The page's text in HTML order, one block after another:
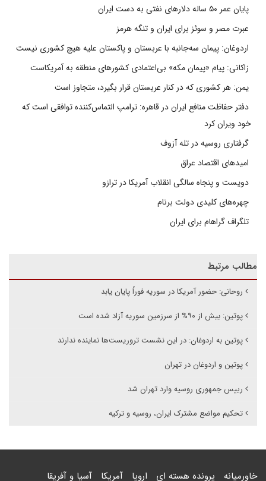
پایان عمر ۵۰ ساله دلارهای نفتی به دست ایران
عبرت مصر و سوئز برای ایران و تنگه هرمز
اردوغان: پیمان سه‌جانبه با عربستان و پاکستان علیه هیچ کشوری نیست
زاکانی: پیام «پیمان مکه» بی‌اعتمادی کشورهای منطقه به آمریکاست
یمن: هر کشوری که در کنار عربستان قرار بگیرد، متجاوز است
دفتر حفاظت منافع ایران در قاهره: ترامپ التماس‌کننده توافقی است که
خود ویران کرد
گرفتاری روسیه در تله آزوف
امیدهای اقتصاد عراق
دویست و پنجاه سالگی انقلاب آمریکا در ترازو
چهره‌های کلیدی دولت برنام
تلگراف گراهام برای ایران
مطالب مرتبط
روحانی: حضور آمریکا در سوریه فوراً پایان یابد
پوتین: بیش از ۹۰% از سرزمین سوریه آزاد شده است
پوتین به اردوغان: در این نشست تروریست‌ها نماینده ندارند
پوتین و اردوغان در تهران
رییس جمهوری روسیه وارد تهران شد
تحکیم مواضع مشترک ایران، روسیه و ترکیه
خاورمیانه پرونده هسته ای اروپا آمریکا آسیا و آفریقا